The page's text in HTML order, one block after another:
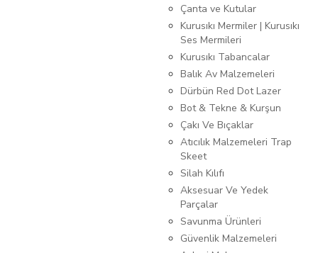
Çanta ve Kutular
Kurusıkı Mermiler | Kurusıkı
Ses Mermileri
Kurusıkı Tabancalar
Balık Av Malzemeleri
Dürbün Red Dot Lazer
Bot & Tekne & Kurşun
Çakı Ve Bıçaklar
Atıcılık Malzemeleri Trap
Skeet
Silah Kılıfı
Aksesuar Ve Yedek
Parçalar
Savunma Ürünleri
Güvenlik Malzemeleri